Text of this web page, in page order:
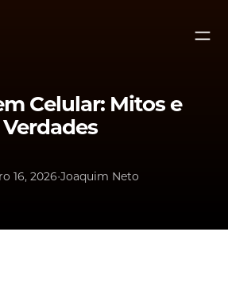
Celular: Mitos e
Verdades
16, 2026•Joaquim Neto